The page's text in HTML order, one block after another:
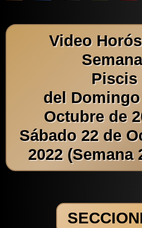
Video
Piscis
del
Octubre de
Sábado 22 de
2022 (Semana